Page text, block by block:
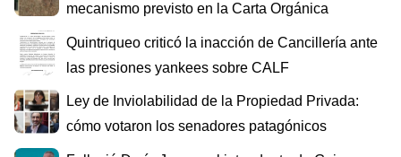
mecanismo previsto en la Carta Orgánica
Quintriqueo criticó la inacción de Cancillería ante
las presiones yankees sobre CALF
Ley de Inviolabilidad de la Propiedad Privada:
cómo votaron los senadores patagónicos